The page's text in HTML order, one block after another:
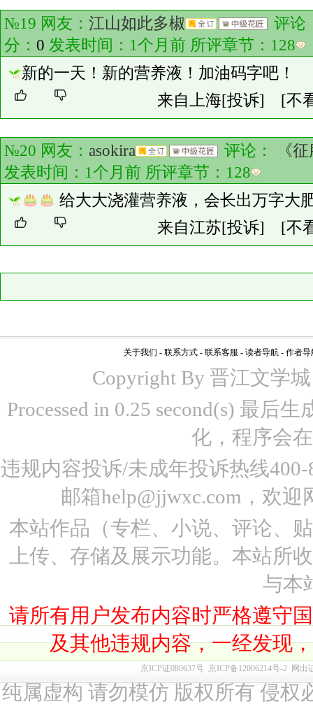
№19 网友： 江山如此多椒
评论
分： 0 发表时间：1个月前 所评章节： 128
新的一天！新的营养液！加油码字吧！
来自上海[投诉] [不
№20 网友： asokira 评论：
《
发表时间：1个月前 所评章节： 128
给大大浇灌营养液，会长出万字大
来自江苏[投诉] [不
关于我们 - 联系方式 - 联系客服 - 读者导航 - 作者导
Copyright By 晋江文学
Processed in 0.25 second(s) 最后
化，程序会
违规内容投诉/未成年投诉热线
邮箱help@jjwxc.com，欢
本站作品（专栏、小说、评论、
上传、存储及展示功能。本站所
与本
请所有用户发布内容时严格遵守
及其他违规内容，一经发现
京ICP证080637号 京ICP备12006214号-2 网出
纯属虚构 请勿模仿 版权所有 侵权